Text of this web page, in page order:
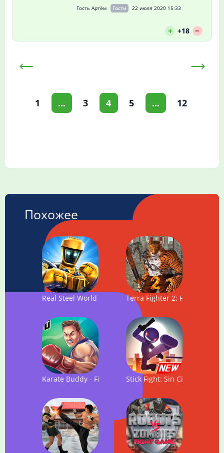
Гость Артём Гости 22 июля 2020 15:33
+ +18 --
1 ... 3 4 5 ... 12
Похожее
Real Steel World Robot BoxingTerra Fighter 2: Fight Begins
Karate Buddy - Fight for Domination
Stick Fight: Sin City